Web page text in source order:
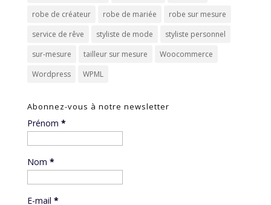
robe de créateur
robe de mariée
robe sur mesure
service de rêve
styliste de mode
styliste personnel
sur-mesure
tailleur sur mesure
Woocommerce
Wordpress
WPML
Abonnez-vous à notre newsletter
Prénom *
Nom *
E-mail *